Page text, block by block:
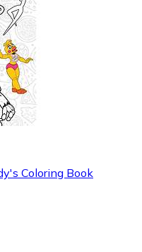
Coloring Book